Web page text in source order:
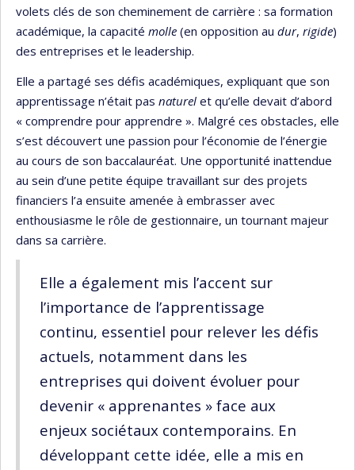
volets clés de son cheminement de carrière : sa formation
académique, la capacité molle (en opposition au dur, rigide)
des entreprises et le leadership.
Elle a partagé ses défis académiques, expliquant que son
apprentissage n’était pas naturel et qu’elle devait d’abord
« comprendre pour apprendre ». Malgré ces obstacles, elle
s’est découvert une passion pour l’économie de l’énergie
au cours de son baccalauréat. Une opportunité inattendue
au sein d’une petite équipe travaillant sur des projets
financiers l’a ensuite amenée à embrasser avec
enthousiasme le rôle de gestionnaire, un tournant majeur
dans sa carrière.
Elle a également mis l’accent sur
l’importance de l’apprentissage
continu, essentiel pour relever les défis
actuels, notamment dans les
entreprises qui doivent évoluer pour
devenir « apprenantes » face aux
enjeux sociétaux contemporains. En
développant cette idée, elle a mis en